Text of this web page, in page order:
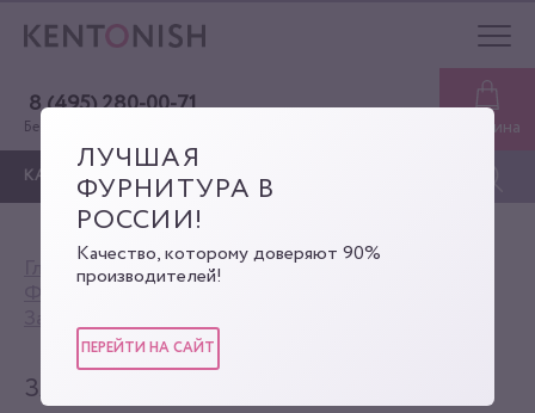
8 (495) 280-00-71
Бесплатная консультация Корзина
КАТАЛОГ
Главная
Каталог
ЗАМОК
ЛУЧШАЯ
ФУРНИТУРА В
РОССИИ!
Качество, которому доверяют 90%
производителей!
ПЕРЕЙТИ НА САЙТ